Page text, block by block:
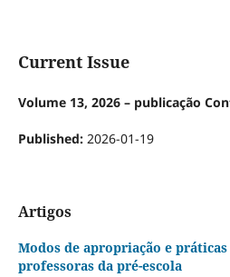
Current Issue
Volume 13, 2026 – publicação
Published: 2026-01-19
Artigos
Modos de apropriação e
professoras da pré-escola